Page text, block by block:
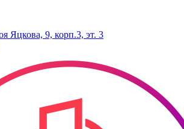
Яцкова, 9, корп.3, эт. 3